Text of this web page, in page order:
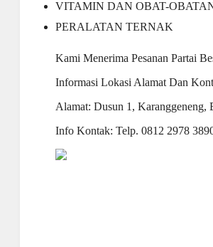
VITAMIN DAN OBAT-
PERALATAN TERNAK
Kami Menerima Pesanan Partai
Informasi Lokasi Alamat Dan
Alamat: Dusun 1, Karanggeneng,
Info Kontak: Telp. 0812 2978